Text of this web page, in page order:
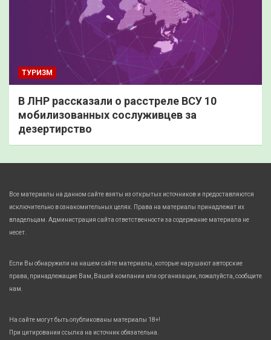
ТУРИЗМ
В ЛНР рассказали о расстреле ВСУ 10
мобилизованных сослуживцев за
дезертирство
Все материалы на данном сайте взяты из открытых источников и предоставляются
исключительно в ознакомительных целях. Права на материалы принадлежат их
владельцам. Администрация сайта ответственности за содержание материала не
несет.
Если Вы обнаружили на нашем сайте материалы, которые нарушают авторские
права, принадлежащие Вам, Вашей компании или организации, пожалуйста, сообщите
нам.
На сайте могут быть опубликованы материалы 18+!
При цитировании ссылка на источник обязательна.